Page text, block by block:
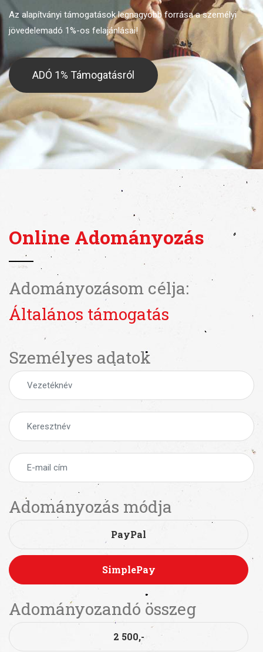
Az alapítványi támogatások legnagyobb forrásaa személyi
jövedelemadó 1%-os felajánlásai!
ADÓ 1% Támogatásról
Online Adományozás
Adományozásom célja:
Általános támogatás
Személyes adatok
Adományozás módja
PayPal
SimplePay
Adományozandó összeg
2 500,-